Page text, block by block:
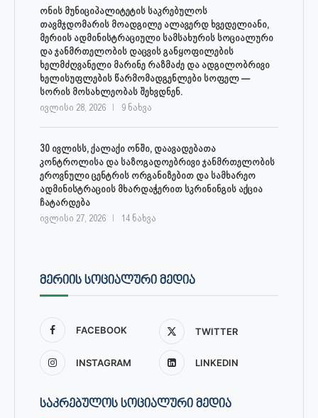
ონის მუნიციპალიტეტის საკრებულოს
თავმჯდომარის მოადგილე ალავერდ ხვედელიანი,
მერიის ადმინისტრაციული სამსახურის სოციალური
და ჯანმრთელობის დაცვის განყოფილების
ხელმძღვანელი მარინე რაზმაძე და ადგილობრივი
ხელისუფლების წარმომადგენლები სოფელ —
სორის მოსახლეობას შეხვდნენ.
ივლისი 28, 2026 9 ნახვა
30 ივლისს, ქალაქი ონში, დაავადებათა
კონტროლისა და საზოგადოებრივი ჯანმრთელობის
ეროვნული ცენტრის ორგანიზებით და სამხარეო
ადმინისტრაციის მხარდაჭერით სკრინინგის აქცია
ჩატარდება
ივლისი 27, 2026 14 ნახვა
ᲛᲔᲠᲘᲘᲡ ᲡᲝᲪᲘᲐᲚᲣᲠᲘ ᲛᲔᲓᲘᲐ
FACEBOOK TWITTER
INSTAGRAM LINKEDIN
ᲡᲐᲙᲠᲔᲑᲣᲚᲝᲡ ᲡᲝᲪᲘᲐᲚᲣᲠᲘ ᲛᲔᲓᲘᲐ